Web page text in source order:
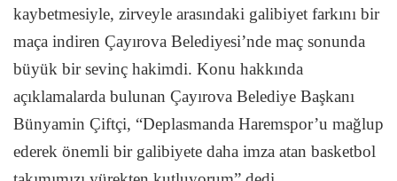
kaybetmesiyle, zirveyle arasındaki galibiyet farkını bir
maça indiren Çayırova Belediyesi’nde maç sonunda
büyük bir sevinç hakimdi. Konu hakkında
açıklamalarda bulunan Çayırova Belediye Başkanı
Bünyamin Çiftçi, “Deplasmanda Haremspor’u mağlup
ederek önemli bir galibiyete daha imza atan basketbol